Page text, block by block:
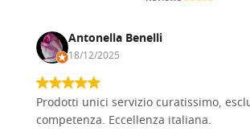
Antonella Benelli
18/12/2025
Prodotti unici servizio curatissimo,
competenza. Eccellenza italiana.